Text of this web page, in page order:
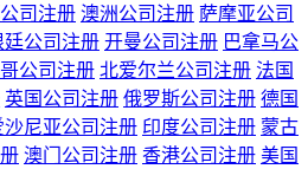
司注册 澳洲公司注册 萨摩亚公司
廷公司注册 开曼公司注册 巴拿马公
公司注册 北爱尔兰公司注册 法国
英国公司注册 俄罗斯公司注册 德国
沙尼亚公司注册 印度公司注册 蒙古
澳门公司注册 香港公司注册 美国